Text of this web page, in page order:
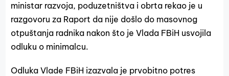
ministar razvoja, poduzetništva i obrta rekao je u
razgovoru za Raport da nije došlo do masovnog
otpuštanja radnika nakon što je Vlada FBiH usvojila
odluku o minimalcu.
Odluka Vlade FBiH izazvala je prvobitno potres